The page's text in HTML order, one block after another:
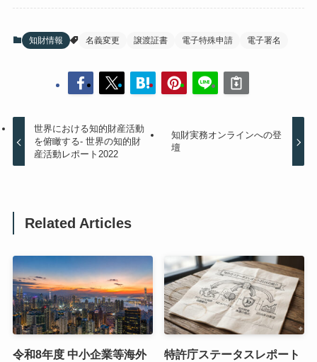
知財情報 名義変更 譲渡証書 電子特殊申請 電子署名
世界における知的財産活動
を俯瞰する- 世界の知的財
産活動レポート2022
知財実務オンラインへの登
壇
Related Articles
令和8年度 中小企業等海外
特許庁ステータスレポート